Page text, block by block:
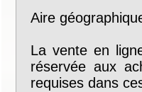
Aire
La vente en
réservée aux
requises dans